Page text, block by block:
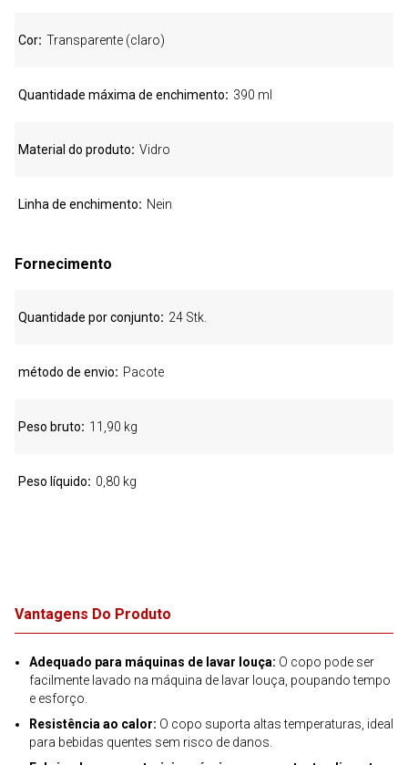
Vantagens Do Produto
Adequado para máquinas de lavar louça: O copo pode ser
facilmente lavado na máquina de lavar louça, poupando tempo
e esforço.
Resistência ao calor: O copo suporta altas temperaturas, ideal
para bebidas quentes sem risco de danos.
Cor Transparente (claro)
Quantidade máxima de enchimento 390 ml
Material do produto Vidro
Linha de enchimento Nein
Fornecimento
Quantidade por conjunto 24 Stk.
método de envio Pacote
Peso bruto 11,90 kg
Peso líquido 0,80 kg